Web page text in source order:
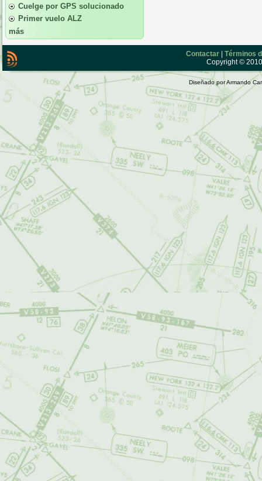
Cuelge por GPS solucionado
Primer vuelo ALZ
más
Contactar | Términos
Copyright ©
Diseñado por Armando